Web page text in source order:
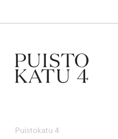
Puistokatu 4